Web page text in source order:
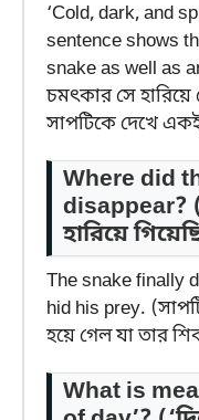
‘Cold, dark, and
sentence shows
snake as well as
চমৎকার সে
সাপটিকে দেখে
Where did
disappear?
হারিয়ে
The snake finally
hid his prey.
হয়ে গেল যা তার
What is